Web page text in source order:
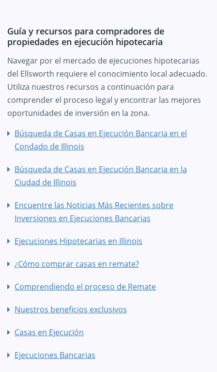
Guía y recursos para compradores de
propiedades en ejecución hipotecaria
Navegar por el mercado de ejecuciones hipotecarias
del Ellsworth requiere el conocimiento local adecuado.
Utiliza nuestros recursos a continuación para
comprender el proceso legal y encontrar las mejores
oportunidades de inversión en la zona.
Búsqueda de Casas en Ejecución Bancaria en el
Condado de Illinois
Búsqueda de Casas en Ejecución Bancaria en la
Ciudad de Illinois
Encuentre las Noticias Más Recientes sobre
Inversiones en Ejecuciones Bancarias
Ejecuciones Hipotecarias en Illinois
¿Cómo comprar casas en remate?
Comprendiendo el proceso de Remate
Nuestros beneficios exclusivos
Casas en Ejecución
Ejecuciones Bancarias